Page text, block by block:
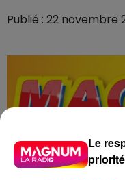
Publié : 22 novembre
Le
priorité